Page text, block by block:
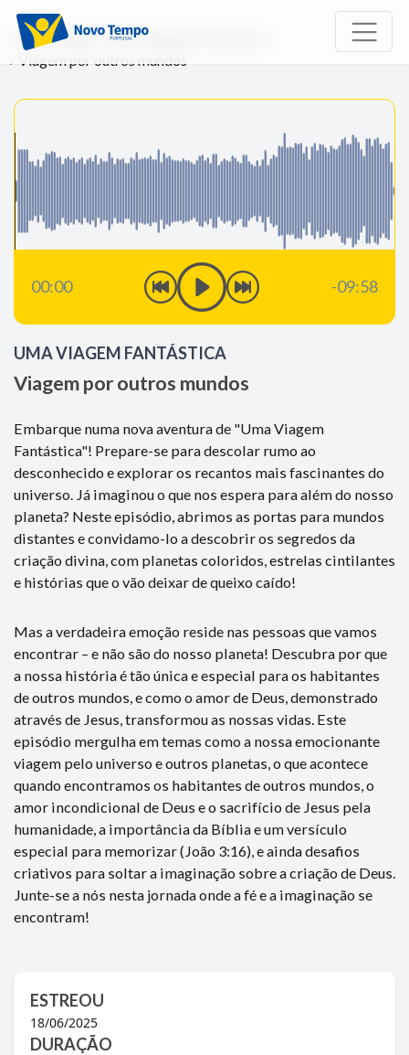
Início Rádio
Uma Viagem Fantástica
Viagem por outros mundos
00:00 -09:58
UMA VIAGEM FANTÁSTICA
Viagem por outros mundos
Embarque numa nova aventura de "Uma Viagem
Fantástica"! Prepare-se para descolar rumo ao
desconhecido e explorar os recantos mais fascinantes do
universo. Já imaginou o que nos espera para além do nosso
planeta? Neste episódio, abrimos as portas para mundos
distantes e convidamo-lo a descobrir os segredos da
criação divina, com planetas coloridos, estrelas cintilantes
e histórias que o vão deixar de queixo caído!
Mas a verdadeira emoção reside nas pessoas que vamos
encontrar – e não são do nosso planeta! Descubra por que
a nossa história é tão única e especial para os habitantes
de outros mundos, e como o amor de Deus, demonstrado
através de Jesus, transformou as nossas vidas. Este
episódio mergulha em temas como a nossa emocionante
viagem pelo universo e outros planetas, o que acontece
quando encontramos os habitantes de outros mundos, o
amor incondicional de Deus e o sacrifício de Jesus pela
humanidade, a importância da Bíblia e um versículo
especial para memorizar (João 3:16), e ainda desafios
criativos para soltar a imaginação sobre a criação de Deus.
Junte-se a nós nesta jornada onde a fé e a imaginação se
encontram!
ESTREOU
18/06/2025
DURAÇÃO